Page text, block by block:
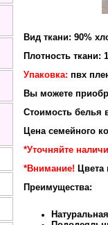
Вид ткани: 90%
Плотность ткани:
Упаковка: пвх
Вы можете
Стоимость белья
Цена семейного
*Уточняйте
*Внимание! Цвета
Преимущества: